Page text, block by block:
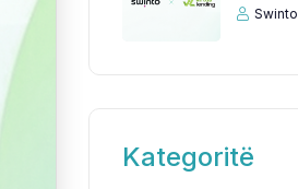
Swinto
Kategoritë